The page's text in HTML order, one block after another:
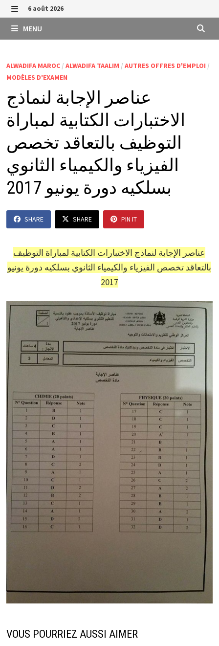
Passer
au
contenu
MENU
6 août 2026
MENU
ALWADIFA MAROC/ ALWADIFA TAALIM / AUTRES OFFRES D'EMPLOI /
MODÈLES D'EXAMEN
عناصر الإجابة لنماذج
الاختبارات الكتابية لمباراة
التوظيف بالتعاقد تخصص
الفيزياء والكيمياء الثانوي
بسلكيه دورة يونيو 2017
SHARE SHARE PIN IT
عناصر الإجابة لنماذج الاختبارات الكتابية لمباراة التوظيف
بالتعاقد تخصص الفيزياء والكيمياء الثانوي بسلكيه دورة يونيو
2017
VOUS POURRIEZ AUSSI AIMER